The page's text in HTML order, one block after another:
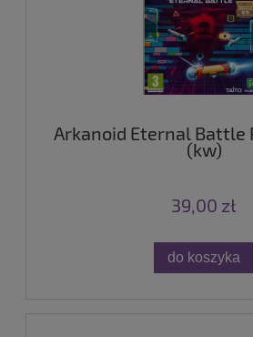
Arkanoid Eternal Battle
(kw)
39,00 zł
do koszyka